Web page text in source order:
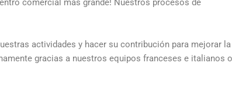
comercial más grande! Nuestros procesos de
actividades y hacer su contribución para mejorar la
gracias a nuestros equipos franceses e italianos o